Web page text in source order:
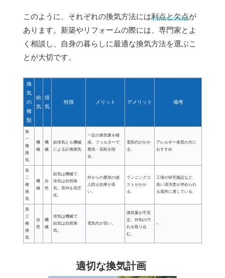
このように、それぞれの換気方法には利点と欠点が
あります。新築やリフォームの際には、専門家とよ
く相談し、自身の暮らしに最適な換気方法を選ぶこ
とが大切です。
換
気
の
種
類
給
気
排
気
特徴 メリット デメリット 備考
第
一
種
換
気
機
械
機
械
給排気とも機械
による計画換気
一定の換気量を確
保。フィルターで
塵埃・花粉を除
去。
電気代がかか
る。
アレルギー体質の方に
おすすめ
第
二
種
換
気
機
械
自
然
給気は機械で、
排気は自然換
気。室内を高圧
化。
外からの塵埃の侵
入防止効果が高
い。
ランニングコ
ストがかか
る。
工場や研究施設など、
高い清浄度が求められ
る場所に適している。
第
三
種
換
気
自
然
機
械
排気は機械で、
給気は自然換
気。
電気代が安い。
換気量が不安
定。外気の汚
れを取り込
む。
–
適切な換気計画